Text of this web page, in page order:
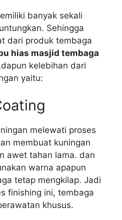
banyak sekali
Sehingga
dari produk tembaga
hias masjid tembaga
kelebihan dari
yaitu:
melewati proses
membuat kuningan
awet tahan lama. dan
warna apapun
tetap mengkilap. Jadi
finishing ini, tembaga
khusus.